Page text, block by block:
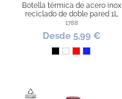
Botella térmica de acero inox
reciclado de doble pared 1L
1788
Desde 5,99 €
NegroBlanco
RojoAzul Royal